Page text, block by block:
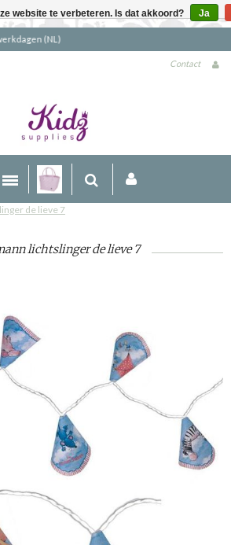
Gratis verzending boven €90 (NL)
Contact
de lieve 7
lichtslinger de lieve 7
website te verbeteren. Is dat akkoord? Ja